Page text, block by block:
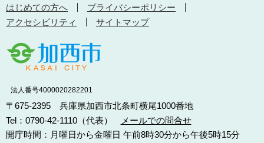
はじめての方へ
プライバシーポリシー
アクセシビリティ
サイトマップ
法人番号4000020282201
〒675-2395 兵庫県加西市北条町横尾1000番地
Tel：0790-42-1110（代表）
メールでの問合せ
開庁時間：月曜日から金曜日 午前8時30分から午後5時15分